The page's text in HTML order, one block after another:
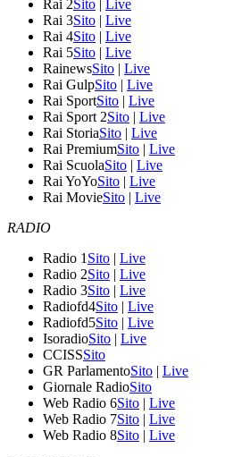
Rai 2Sito | Live
Rai 3Sito | Live
Rai 4Sito | Live
Rai 5Sito | Live
RainewsSito | Live
Rai GulpSito | Live
Rai SportSito | Live
Rai Sport 2Sito | Live
Rai StoriaSito | Live
Rai PremiumSito | Live
Rai ScuolaSito | Live
Rai YoYoSito | Live
Rai MovieSito | Live
RADIO
Radio 1 Sito | Live
Radio 2Sito | Live
Radio 3Sito | Live
Radiofd4Sito | Live
Radiofd5Sito | Live
IsoradioSito | Live
CCISSSito
GR ParlamentoSito | Live
Giornale RadioSito
Web Radio 6Sito | Live
Web Radio 7Sito | Live
Web Radio 8Sito | Live